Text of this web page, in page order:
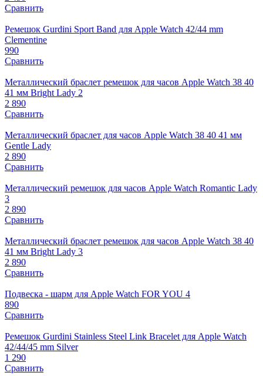
Сравнить
Ремешок Gurdini Sport Band для Apple Watch 42/44 mm
Clementine
990
Сравнить
Металлический браслет ремешок для часов Apple Watch 38 40
41 мм Bright Lady 2
2 890
Сравнить
Металлический браслет для часов Apple Watch 38 40 41 мм
Gentle Lady
2 890
Сравнить
Металлический ремешок для часов Apple Watch Romantic Lady
3
2 890
Сравнить
Металлический браслет ремешок для часов Apple Watch 38 40
41 мм Bright Lady 3
2 890
Сравнить
Подвеска - шарм для Apple Watch FOR YOU 4
890
Сравнить
Ремешок Gurdini Stainless Steel Link Bracelet для Apple Watch
42/44/45 mm Silver
1 290
Сравнить